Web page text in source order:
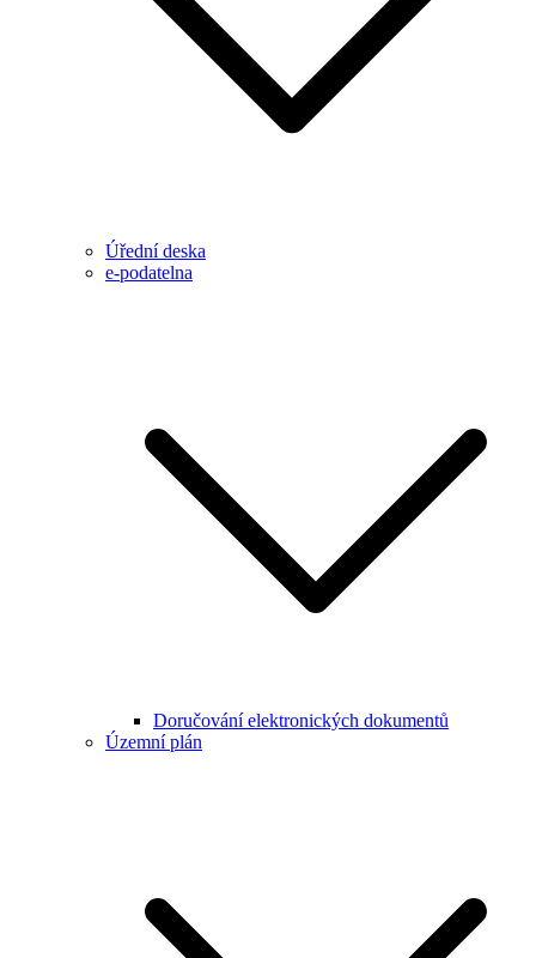
Úřední deska
e-podatelna
Doručování elektronických dokumentů
Územní plán